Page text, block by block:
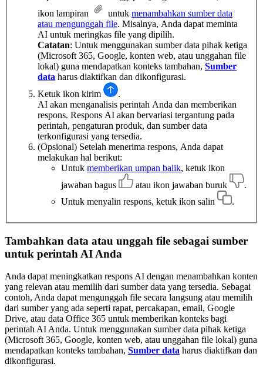
ikon lampiran
untuk menambahkan sumber data
atau mengunggah file. Misalnya, Anda dapat meminta
AI untuk meringkas file yang dipilih.
Catatan: Untuk menggunakan sumber data pihak ketiga
(Microsoft 365, Google, konten web, atau unggahan file
lokal) guna mendapatkan konteks tambahan, Sumber
data harus diaktifkan dan dikonfigurasi.
Ketuk ikon kirim
.
AI akan menganalisis perintah Anda dan memberikan
respons. Respons AI akan bervariasi tergantung pada
perintah, pengaturan produk, dan sumber data
terkonfigurasi yang tersedia.
(Opsional) Setelah menerima respons, Anda dapat
melakukan hal berikut:
Untuk memberikan umpan balik, ketuk ikon
jawaban bagus
atau ikon jawaban buruk
.
Untuk menyalin respons, ketuk ikon salin
.
Tambahkan data atau unggah file sebagai sumber
untuk perintah AI Anda
Anda dapat meningkatkan respons AI dengan menambahkan konten
yang relevan atau memilih dari sumber data yang tersedia. Sebagai
contoh, Anda dapat mengunggah file secara langsung atau memilih
dari sumber yang ada seperti rapat, percakapan, email, Google
Drive, atau data Office 365 untuk memberikan konteks bagi
perintah AI Anda. Untuk menggunakan sumber data pihak ketiga
(Microsoft 365, Google, konten web, atau unggahan file lokal) guna
mendapatkan konteks tambahan, Sumber data harus diaktifkan dan
dikonfigurasi.